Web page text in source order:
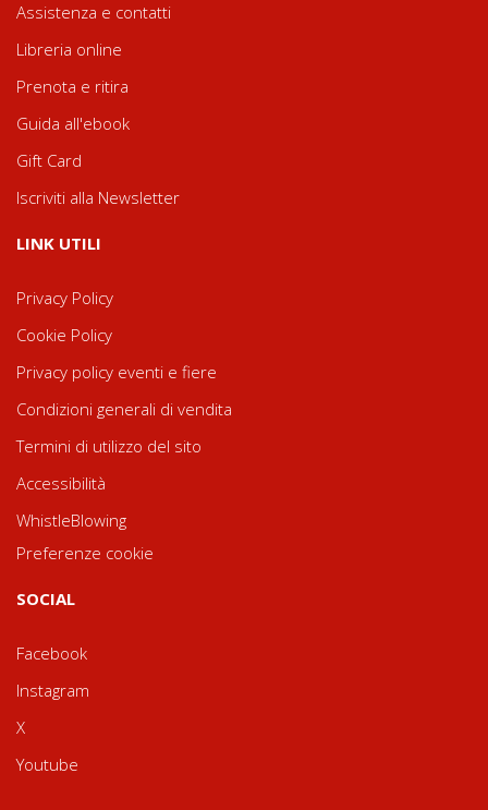
Assistenza e contatti
Libreria online
Prenota e ritira
Guida all'ebook
Gift Card
Iscriviti alla Newsletter
LINK UTILI
Privacy Policy
Cookie Policy
Privacy policy eventi e fiere
Condizioni generali di vendita
Termini di utilizzo del sito
Accessibilità
WhistleBlowing
Preferenze cookie
SOCIAL
Facebook
Instagram
X
Youtube